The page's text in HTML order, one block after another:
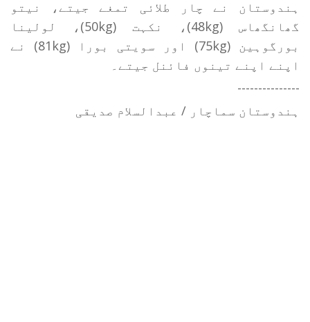
ہندوستان نے چار طلائی تمغے جیتے، نیتو
گھانگھاس (48kg)، نکہت (50kg)، لولینا
بورگوہین (75kg) اور سویتی بورا (81kg) نے
اپنے اپنے تینوں فائنل جیتے۔
---------------
ہندوستان سماچار / عبدالسلام صدیقی